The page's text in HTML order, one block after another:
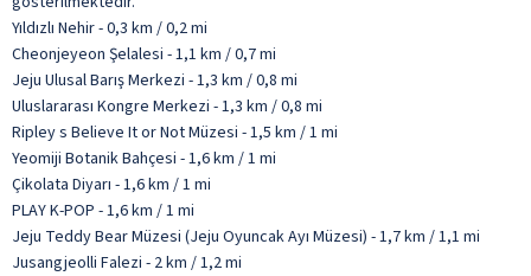
Yıldızlı Nehir - 0,3 km / 0,2 mi
Cheonjeyeon Şelalesi - 1,1 km / 0,7 mi
Jeju Ulusal Barış Merkezi - 1,3 km / 0,8 mi
Uluslararası Kongre Merkezi - 1,3 km / 0,8 mi
Ripley s Believe It or Not Müzesi - 1,5 km / 1 mi
Yeomiji Botanik Bahçesi - 1,6 km / 1 mi
Çikolata Diyarı - 1,6 km / 1 mi
PLAY K-POP - 1,6 km / 1 mi
Jeju Teddy Bear Müzesi (Jeju Oyuncak Ayı Müzesi) - 1,7 km / 1,1 mi
Jusangjeolli Falezi - 2 km / 1,2 mi